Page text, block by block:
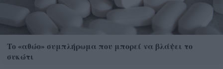
Το «αθώο» συμπλήρωμα που μπορεί να βλάψει το
συκώτι